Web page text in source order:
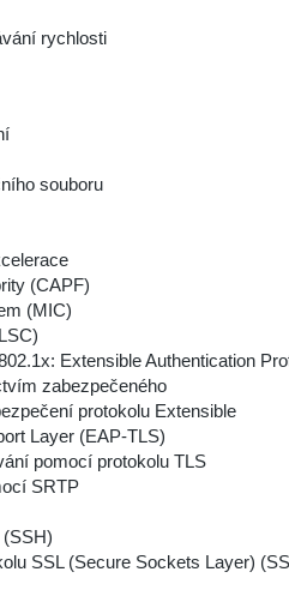
rychlosti
souboru
(CAPF)
(MIC)
Extensible Authentication
zabezpečeného
protokolu Extensible
Layer (EAP-TLS)
pomocí protokolu TLS
SRTP
SSL (Secure Sockets Layer)